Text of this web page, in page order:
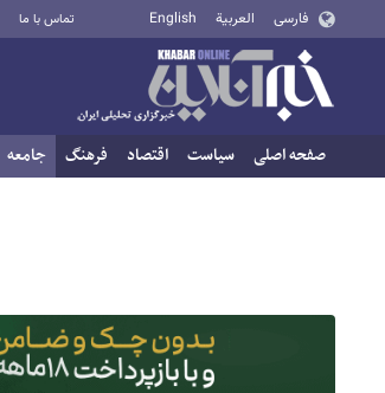
فارسی العربية English تماس با ما
صفحه اصلی سیاست اقتصاد فرهنگ جامعه